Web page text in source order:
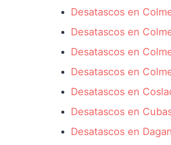
Desatascos en
Desatascos en
Desatascos en
Desatascos en
Desatascos en
Desatascos en
Desatascos en